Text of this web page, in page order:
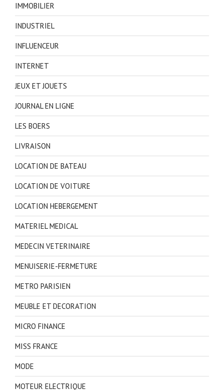
IMMOBILIER
INDUSTRIEL
INFLUENCEUR
INTERNET
JEUX ET JOUETS
JOURNAL EN LIGNE
LES BOERS
LIVRAISON
LOCATION DE BATEAU
LOCATION DE VOITURE
LOCATION HEBERGEMENT
MATERIEL MEDICAL
MEDECIN VETERINAIRE
MENUISERIE-FERMETURE
METRO PARISIEN
MEUBLE ET DECORATION
MICRO FINANCE
MISS FRANCE
MODE
MOTEUR ELECTRIQUE